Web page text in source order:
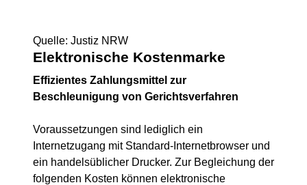
Quelle: Justiz NRW
Elektronische Kostenmarke
Effizientes Zahlungsmittel zur
Beschleunigung von Gerichtsverfahren
Voraussetzungen sind lediglich ein
Internetzugang mit Standard-Internetbrowser und
ein handelsüblicher Drucker. Zur Begleichung der
folgenden Kosten können elektronische